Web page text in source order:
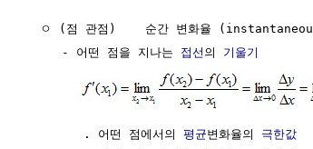
ㅇ (점 관점)    순간 변화율
     - 어떤 점을 지나는
접선 의 기울기
        . 어떤 점에서의
평균변화율의 극한값